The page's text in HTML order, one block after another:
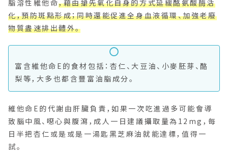
脂溶性維他命，藉由搶先氧化自身的方式延緩酪氨酸酶活
化，預防斑點形成；同時還能促進全身血液循環、加強老廢
物質盡速排出體外。
富含維他命E的食材包括：杏仁、大豆油、小麥胚芽、酪
梨等，大多也都含豐富油脂成分。
維他命E的代謝由肝臟負責，如果一次吃進過多可能會導
致腦中風、噁心與腹瀉，成人一日建議攝取量為12mg，每
日半把杏仁或是或是一湯匙黑芝麻油就能達標，值得一
試。